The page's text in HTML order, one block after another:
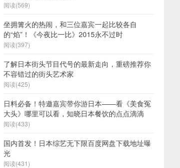
阅读(569)
坐拥篝火的热闹，和三位嘉宾一起比较各自
的“焰”！《今夜比一比》2015永不过时
阅读(397)
了解日本街头节目代号的最新走向，重磅推荐你
不容错过的街头艺术家
阅读(425)
日料必备！特邀嘉宾带你游日本——看《美食冤
大头》哪里可以看，知晓日本餐饮的点点滴滴
阅读(433)
国内首发！日本综艺无下限百度网盘下载地址曝
光
阅读(431)